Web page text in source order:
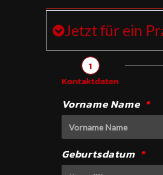
Jetzt für ein
1
Kontaktdaten
Vorname Name
Geburtsdatum